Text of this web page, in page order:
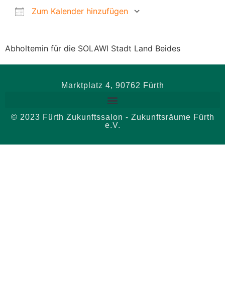
Zum Kalender hinzufügen
Abholtemin für die SOLAWI Stadt Land Beides
Marktplatz 4, 90762 Fürth
© 2023 Fürth Zukunftssalon - Zukunftsräume Fürth
e.V.